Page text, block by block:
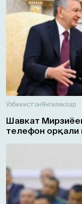
ЎзбекистонЯнгиликлар
Шавкат
телефон орқали